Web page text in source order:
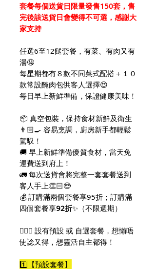
套餐每個送貨日限量發售150套，售
完後該送貨日會變得不可選，感謝大
家支持
任選6至12餸套餐，有菜、有肉又有
湯🤤
每星期都有８款不同菜式配搭＋１０
款常設醃肉包供客人選擇😍
每日早上新鮮準備，保證健康美味！
📦 真空包裝，保持食材新鮮及衛生
👨🏻‍🍳 容易烹調，廚房新手都輕鬆
駕馭！
🚚 早上新鮮準備優質食材，當天免
運費送到府上！
🚛 每次送貨會將完整一套套餐送到
客人手上👏🏻😎
💰 訂購滿兩個套餐享95折；訂購滿
四個套餐享92折✨（不限週期）
🙆🏻‍♀️ 設有預設 或 自選套餐，想懶唔
使諗又得，想靈活自主都得！
1️⃣【預設套餐】